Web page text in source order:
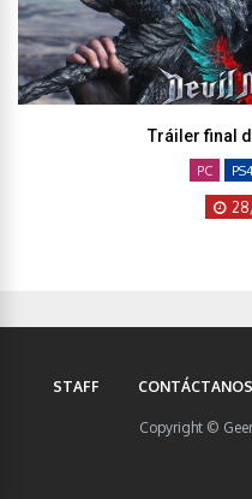
Tráiler final
PC PS4
STAFF CONTÁCTANOS
Copyright ©